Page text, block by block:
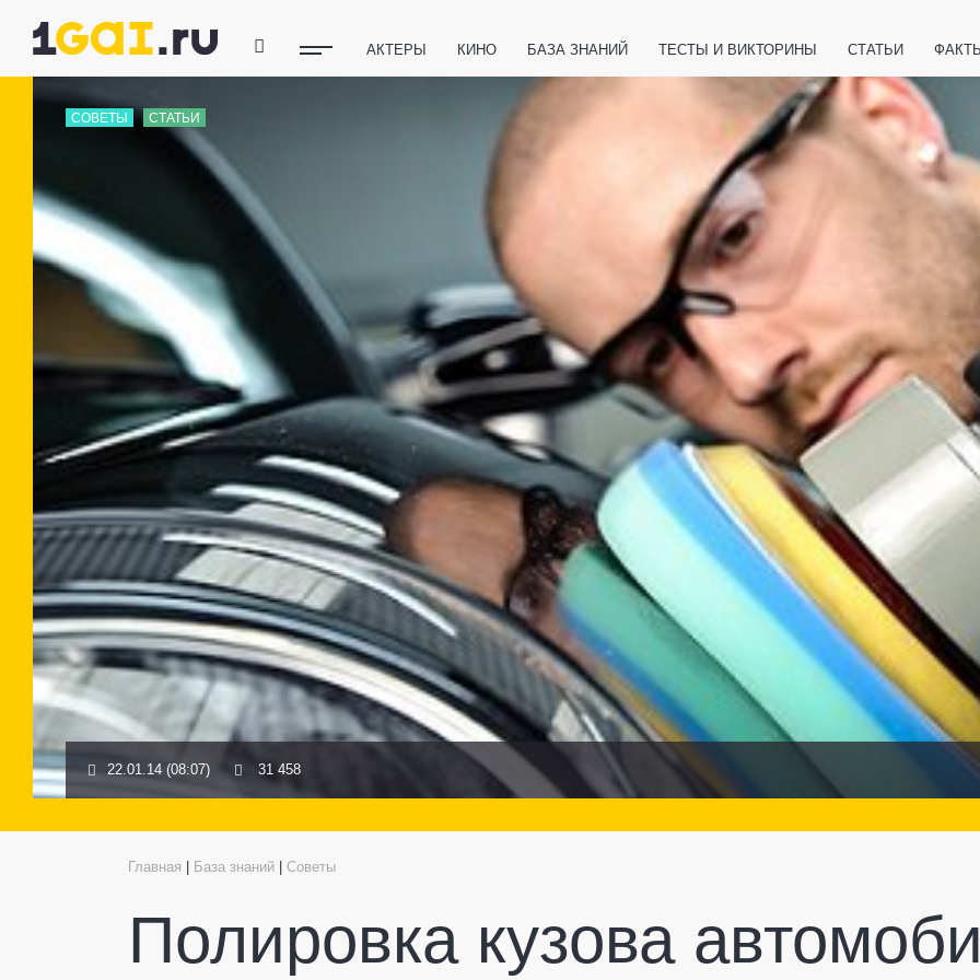
АКТЕРЫ КИНО БАЗА ЗНАНИЙ ТЕСТЫ И ВИКТОРИНЫ СТАТЬИ
ЗАКОНОДАТЕЛЬСТВО
ТЕХНОЛОГИИ
СОВЕТЫ СТАТЬИ
22.01.14 (08:07) 31 458
Главная База знаний Советы
Полировка кузова